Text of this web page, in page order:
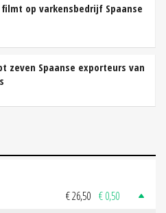
filmt op varkensbedrijf Spaanse
zeven Spaanse exporteurs van
€ 26,50 € 0,50